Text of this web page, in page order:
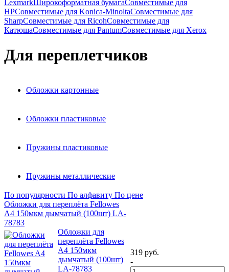
LexmarkШирокоформатная бумагаСовместимые для
HPСовместимые для Konica-MinoltaСовместимые для
SharpСовместимые для RicohСовместимые для
КатюшаСовместимые для PantumСовместимые для Xerox
Для переплетчиков
Обложки картонные
Обложки пластиковые
Пружины пластиковые
Пружины металлические
По популярности По алфавиту По цене
Обложки для переплёта Fellowes
A4 150мкм дымчатый (100шт) LA-
78783
Обложки для
переплёта Fellowes
A4 150мкм
дымчатый (100шт)
LA-78783
319 руб.
-